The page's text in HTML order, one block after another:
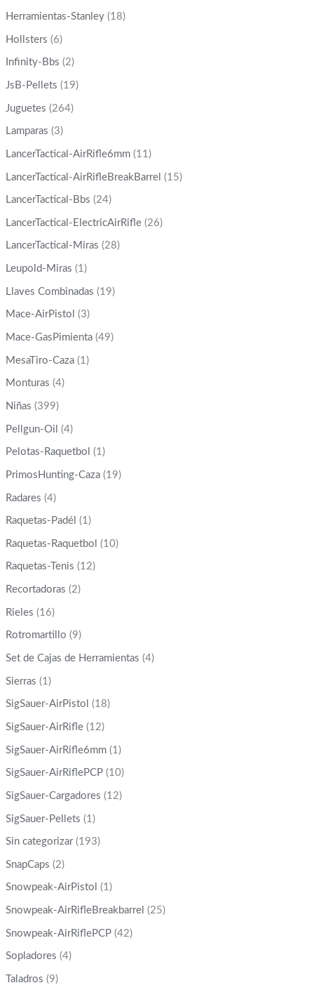
Herramientas-Stanley (18)
Hollsters (6)
Infinity-Bbs (2)
JsB-Pellets (19)
Juguetes (264)
Lamparas (3)
LancerTactical-AirRifle6mm (11)
LancerTactical-AirRifleBreakBarrel (15)
LancerTactical-Bbs (24)
LancerTactical-ElectricAirRifle (26)
LancerTactical-Miras (28)
Leupold-Miras (1)
Llaves Combinadas (19)
Mace-AirPistol (3)
Mace-GasPimienta (49)
MesaTiro-Caza (1)
Monturas (4)
Niñas (399)
Pellgun-Oil (4)
Pelotas-Raquetbol (1)
PrimosHunting-Caza (19)
Radares (4)
Raquetas-Padél (1)
Raquetas-Raquetbol (10)
Raquetas-Tenis (12)
Recortadoras (2)
Rieles (16)
Rotromartillo (9)
Set de Cajas de Herramientas (4)
Sierras (1)
SigSauer-AirPistol (18)
SigSauer-AirRifle (12)
SigSauer-AirRifle6mm (1)
SigSauer-AirRiflePCP (10)
SigSauer-Cargadores (12)
SigSauer-Pellets (1)
Sin categorizar (193)
SnapCaps (2)
Snowpeak-AirPistol (1)
Snowpeak-AirRifleBreakbarrel (25)
Snowpeak-AirRiflePCP (42)
Sopladores (4)
Taladros (9)